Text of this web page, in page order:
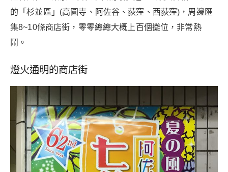
的「杉並區」(高圓寺、阿佐谷、荻窪、西荻窪)，周邊匯
集8~10條商店街，零零總總大概上百個攤位，非常熱
鬧。
燈火通明的商店街